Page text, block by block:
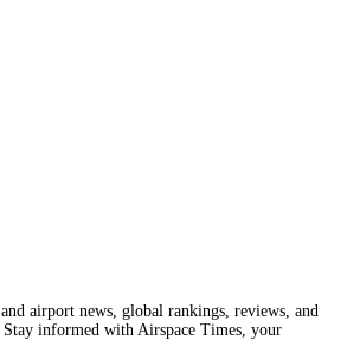
airport news, global rankings, reviews, and
Stay informed with Airspace Times, your